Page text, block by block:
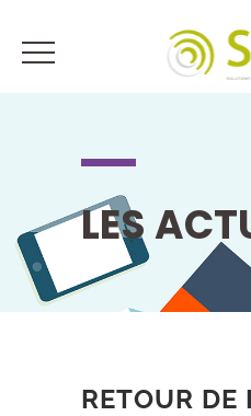
LES
RETOUR DE